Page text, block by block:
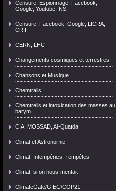
Censure, Espionnage, Facebook,
Google, Youtube, NS
Censure, Facebook, Google, LICRA,
CRIF
CERN, LHC
Changements cosmiques et terrestres
Chansons et Musique
Chemtrails
Chemtreils et intoxication des masses au
barym
CIA, MOSSAD, Al-Quaïda
Climat et Astronomie
Climat, Intempéries, Tempêtes
Climat, si on nous mentait !
ClimateGate/GIEC/COP21